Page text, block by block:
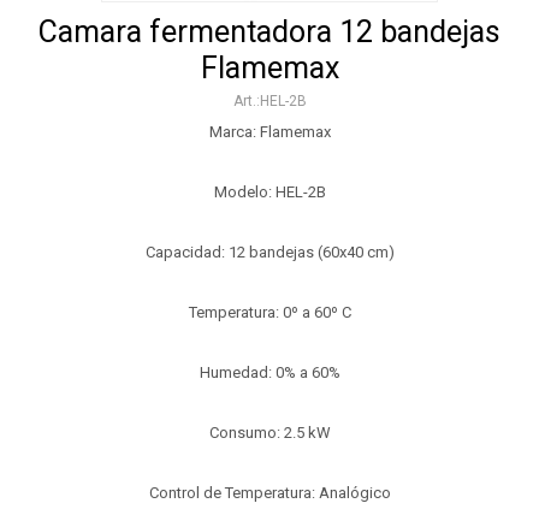
Camara fermentadora 12 bandejas
Flamemax
HEL-2B
Marca: Flamemax
Modelo: HEL-2B
Capacidad: 12 bandejas (60x40 cm)
Temperatura: 0º a 60º C
Humedad: 0% a 60%
Consumo: 2.5 kW
Control de Temperatura: Analógico